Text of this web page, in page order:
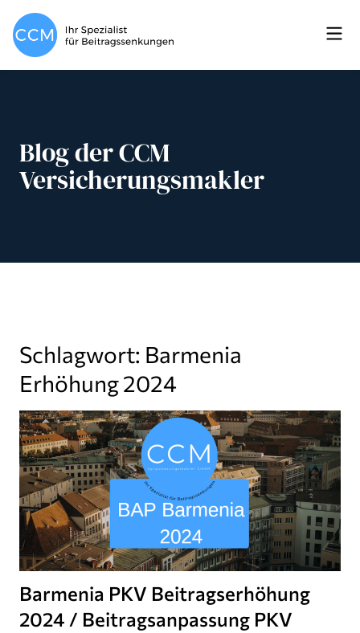
Blog der CCM
Versicherungsmakler
Schlagwort: Barmenia
Erhöhung 2024
Barmenia PKV Beitragserhöhung
2024 / Beitragsanpassung PKV